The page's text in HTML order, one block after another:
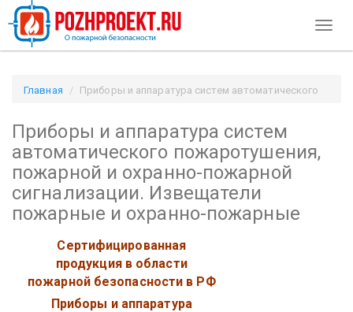
Главная
Приборы и аппаратура систем автоматического
сигнализации. Извещатели пожарные и охранно-пожарные /
Pozhproekt.ru
Приборы и аппаратура систем
автоматического пожаротушения,
пожарной и охранно-пожарной
сигнализации. Извещатели
пожарные и охранно-пожарные
Сертифицированная
продукция в области
пожарной безопасности в РФ
Приборы и аппаратура